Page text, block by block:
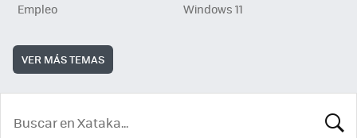
Empleo
Windows 11
VER MÁS TEMAS